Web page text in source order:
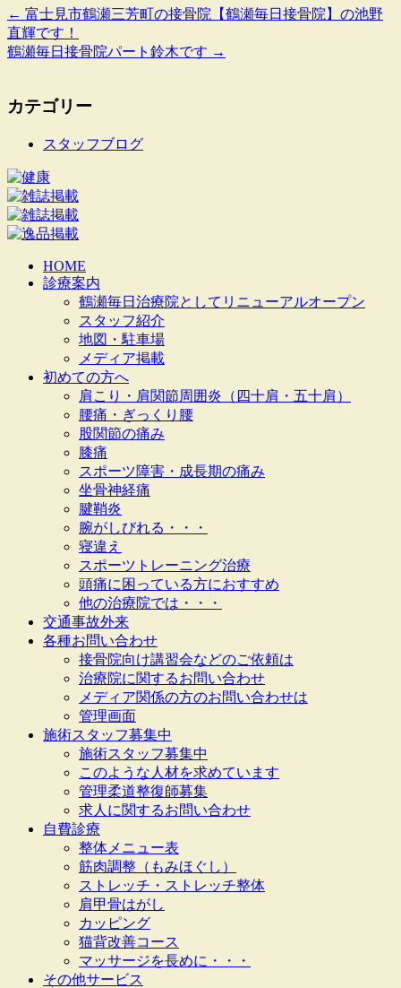
← 富士見市鶴瀬三芳町の接骨院【鶴瀬毎日接骨院】の池野
直輝です！
鶴瀬毎日接骨院パート鈴木です →
カテゴリー
スタッフブログ
HOME
診療案内
鶴瀬毎日治療院としてリニューアルオープン
スタッフ紹介
地図・駐車場
メディア掲載
初めての方へ
肩こり・肩関節周囲炎（四十肩・五十肩）
腰痛・ぎっくり腰
股関節の痛み
膝痛
スポーツ障害・成長期の痛み
坐骨神経痛
腱鞘炎
腕がしびれる・・・
寝違え
スポーツトレーニング治療
頭痛に困っている方におすすめ
他の治療院では・・・
交通事故外来
各種お問い合わせ
接骨院向け講習会などのご依頼は
治療院に関するお問い合わせ
メディア関係の方のお問い合わせは
管理画面
施術スタッフ募集中
施術スタッフ募集中
このような人材を求めています
管理柔道整復師募集
求人に関するお問い合わせ
自費診療
整体メニュー表
筋肉調整（もみほぐし）
ストレッチ・ストレッチ整体
肩甲骨はがし
カッピング
猫背改善コース
マッサージを長めに・・・
その他サービス